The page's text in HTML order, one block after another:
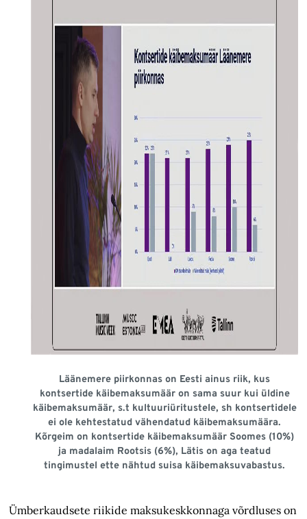
Läänemere piirkonnas on Eesti ainus riik, kus
kontsertide käibemaksumäär on sama suur kui üldine
käibemaksumäär, s.t kultuuriüritustele, sh kontsertidele
ei ole kehtestatud vähendatud käibemaksumäära.
Kõrgeim on kontsertide käibemaksumäär Soomes (10%)
ja madalaim Rootsis (6%), Lätis on aga teatud
tingimustel ette nähtud suisa käibemaksuvabastus.
Ümberkaudsete riikide maksukeskkonnaga võrdluses on